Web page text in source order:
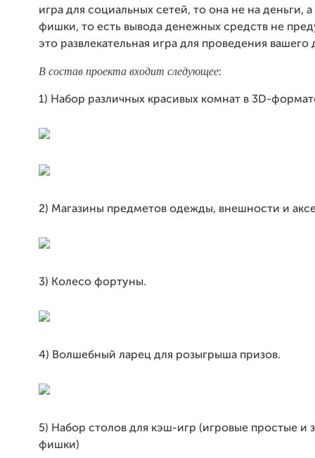
игра для социальных сетей, то она не на деньги,
фишки, то есть вывода денежных средств не
это развлекательная игра для проведения вашего
В состав проекта входит следующее:
1) Набор различных красивых комнат в 3D-
2) Магазины предметов одежды, внешности и
3) Колесо фортуны.
4) Волшебный ларец для розыгрыша призов.
5) Набор столов для кэш-игр (игровые простые и
фишки)